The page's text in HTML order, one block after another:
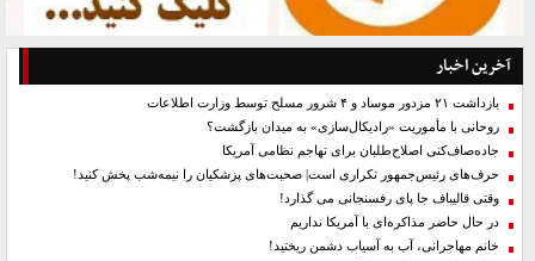
آخرین اخبار
بازداشت ۲۱ مزدور موساد و ۴ شرور مسلح توسط وزارت اطلاعات
روحانی با مأموریت «رادیکال‌سازی» به میدان بازگشت؟
جاده‌صاف‌کنی اصلاح‌طلبان برای تهاجم نظامی آمریکا
حرف‌های رئیس‌جمهور تکراری است| صحبت‌های پزشکیان را نیمه‌شب پخش کنید!
وقتی قالیباف جا پای رفسنجانی می گذارد!
در حال حاضر مذاکره‌ای با آمریکا نداریم
خانم مهاجرانی، آب به آسیاب دشمن ریختید!